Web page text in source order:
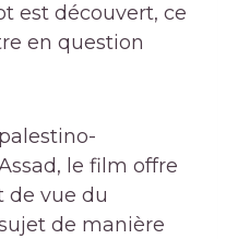
est découvert, ce
en question
le film offre
de vue du
de manière